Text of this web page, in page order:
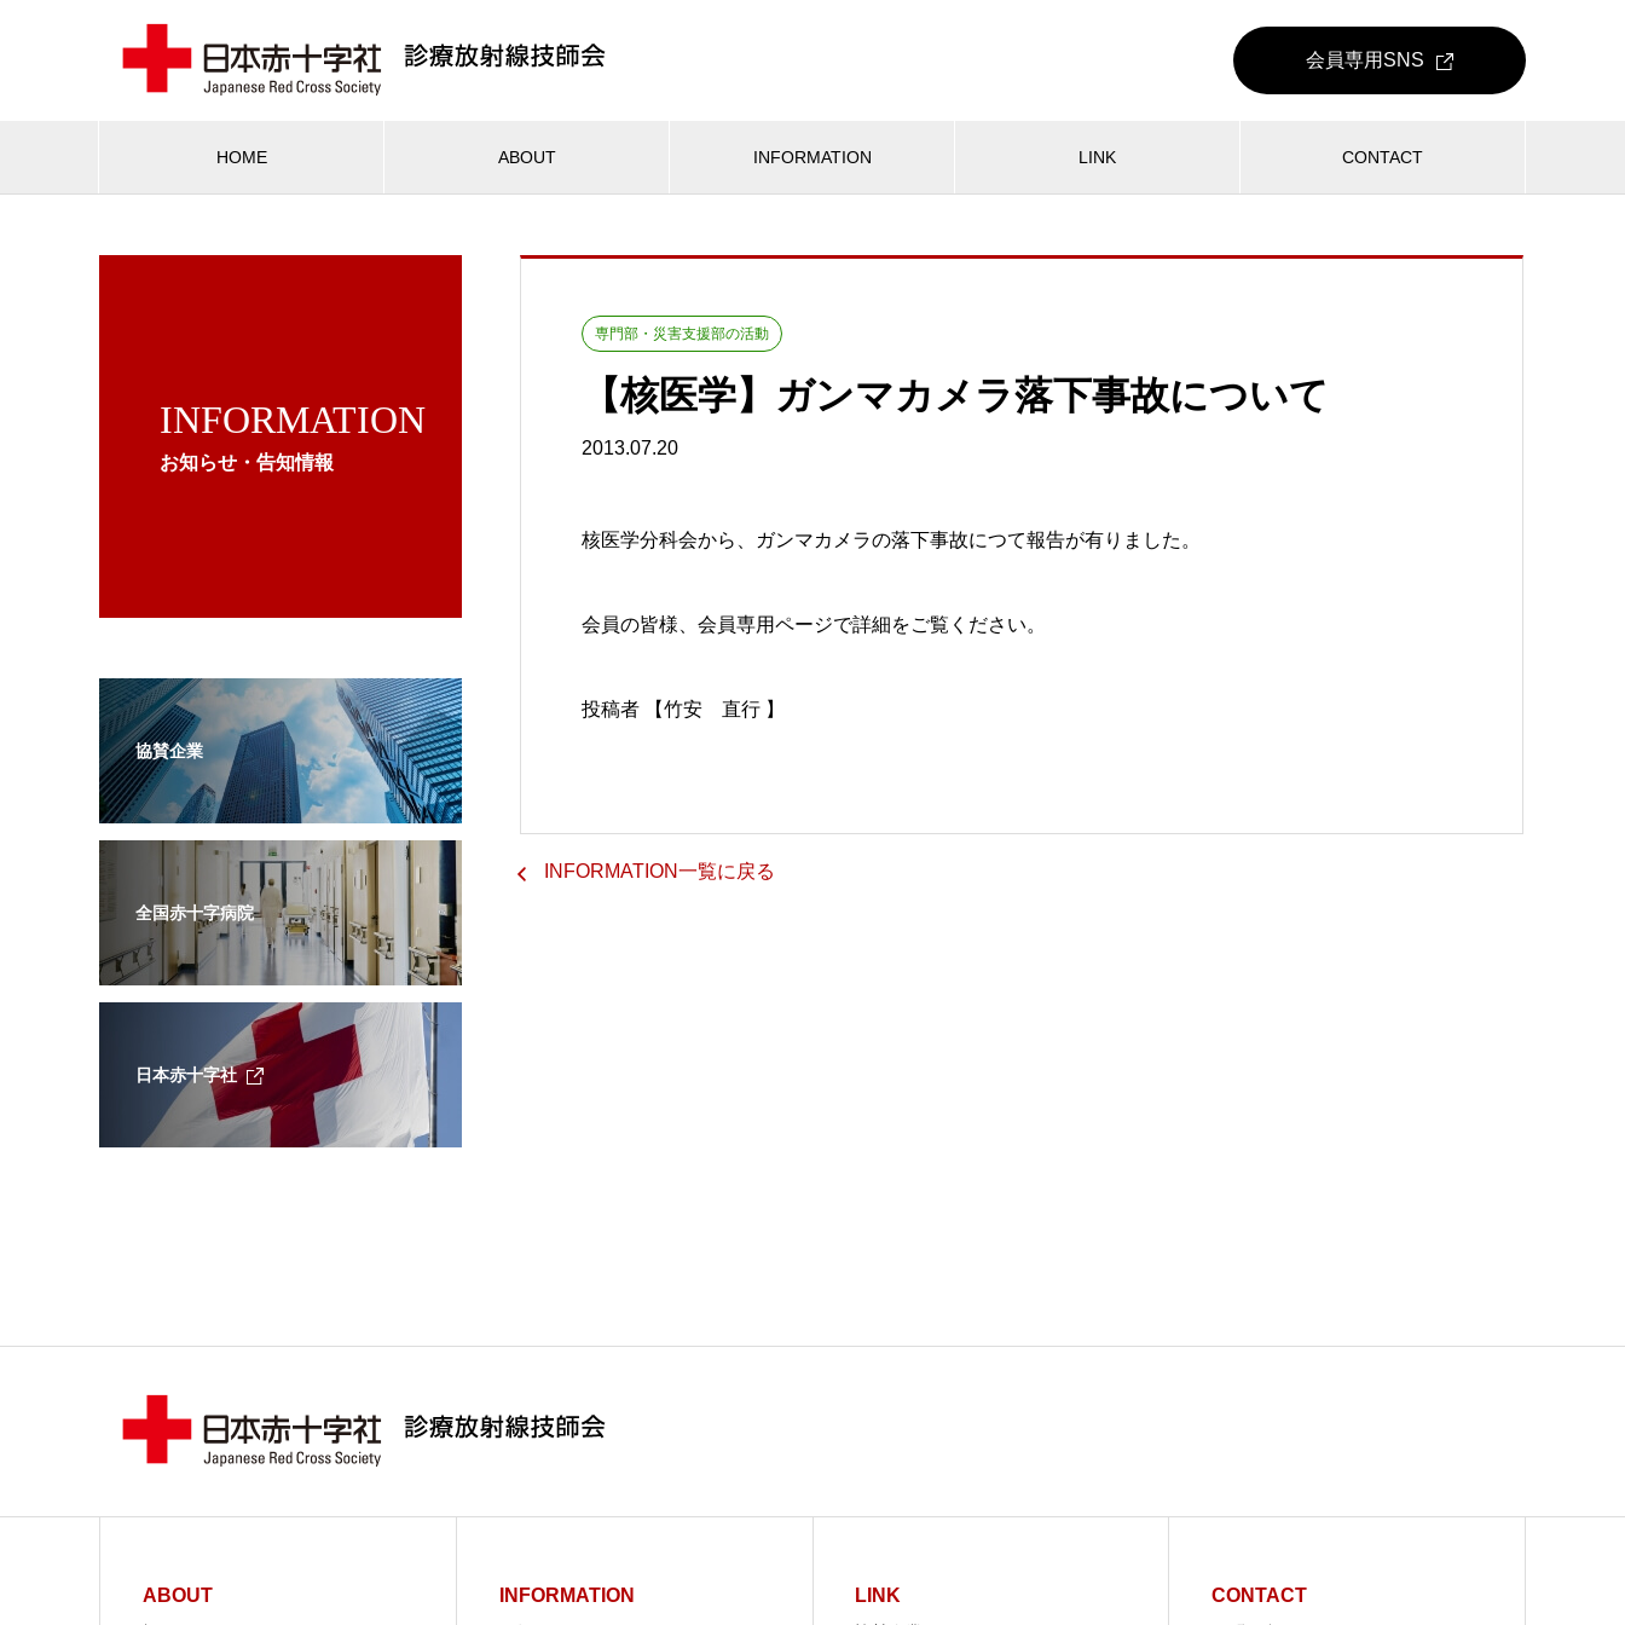
会員専用 SNS
HOME ABOUT INFORMATION LINK CONTACT
INFORMATION
お知らせ・告知情報
専門部・災害支援部の活動
【核医学】ガンマカメラ落下事故について
2013.07.20
核医学分科会から、ガンマカメラの落下事故につて報告が有りました。
会員の皆様、会員専用ページで詳細をご覧ください。
投稿者 【竹安 直行 】
INFORMATION一覧に戻る
協賛企業
全国赤十字病院
日本赤十字社
ABOUT INFORMATION LINK CONTACT